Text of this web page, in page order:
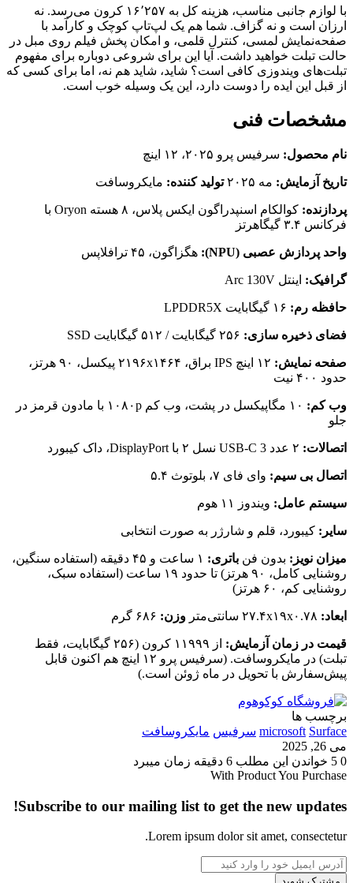
با لوازم جانبی مناسب، هزینه کل به ۱۶٬۲۵۷ کرون می‌رسد. نه
ارزان است و نه گزاف. شما هم یک لپ‌تاپ کوچک و کارآمد با
صفحه‌نمایش لمسی، کنترل قلمی، و امکان پخش فیلم روی مبل در
حالت تبلت خواهید داشت. آیا این برای شروعی دوباره برای مفهوم
تبلت‌های ویندوزی کافی است؟ شاید، شاید هم نه، اما برای کسی که
از قبل این ایده را دوست دارد، این یک وسیله خوب است.
مشخصات فنی
نام محصول: سرفیس پرو ۲۰۲۵، ۱۲ اینچ
تاریخ آزمایش: مه ۲۰۲۵ تولید کننده: مایکروسافت
پردازنده:
کوالکام اسنپدراگون ایکس پلاس، ۸ هسته Oryon با
فرکانس ۳.۴ گیگاهرتز
واحد پردازش عصبی (NPU): هگزاگون، ۴۵ ترافلاپس
گرافیک: اینتل Arc 130V
حافظه رم:
فضای ذخیره سازی:
صفحه نمایش:
۱۲ اینچ IPS براق، ۲۱۹۶x۱۴۶۴ پیکسل، ۹۰ هرتز،
حدود ۴۰۰ نیت
وب کم:
۱۰ مگاپیکسل در پشت، وب کم ۱۰۸۰p با مادون قرمز در
جلو
اتصالات:
اتصال بی سیم: وای فای ۷، بلوتوث ۵.۴
سیستم عامل: ویندوز ۱۱ هوم
سایر: کیبورد، قلم و شارژر به صورت انتخابی
میزان نویز: بدون فن باتری:
۱ ساعت و ۴۵ دقیقه (استفاده سنگین،
روشنایی کامل، ۹۰ هرتز) تا حدود ۱۹ ساعت (استفاده سبک،
روشنایی کم، ۶۰ هرتز)
ابعاد: وزن:
قیمت در زمان آزمایش:
از ۱۱۹۹۹ کرون (۲۵۶ گیگابایت، فقط
تبلت) در مایکروسافت. (سرفیس پرو ۱۲ اینچ هم اکنون قابل
پیش‌سفارش با تحویل در ماه ژوئن است.)
برچسب ها
microsoft Surface سرفیس مایکروسافت
می 26, 2025
0
خواندن این مطلب 6 دقیقه زمان میبرد
With Product You Purchase
Subscribe to our mailing list to get the new updates!
Lorem ipsum dolor sit amet, consectetur.
آدرس
ایمیل